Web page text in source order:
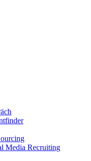
Media Recruiting